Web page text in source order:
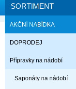
SORTIMENT
AKČNÍ NABÍDKA
DOPRODEJ
Přípravky na nádobí
Saponáty na nádobí